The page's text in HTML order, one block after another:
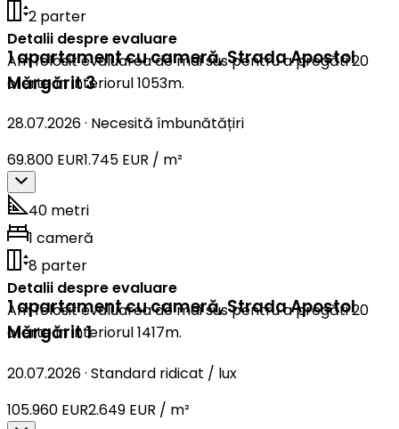
2 parter
Detalii despre evaluare
Am folosit evaluarea de mai sus pentru a pregăti 20
oferte în interiorul 1053m.
1 apartament cu cameră,Strada Apostol
Mărgărit 3
28.07.2026· Necesită îmbunătățiri
69.800 EUR1.745 EUR / m²
40 metri
1 cameră
8 parter
Detalii despre evaluare
Am folosit evaluarea de mai sus pentru a pregăti 20
oferte în interiorul 1417m.
1 apartament cu cameră,Strada Apostol
Mărgărit 1
20.07.2026· Standard ridicat / lux
105.960 EUR2.649 EUR / m²